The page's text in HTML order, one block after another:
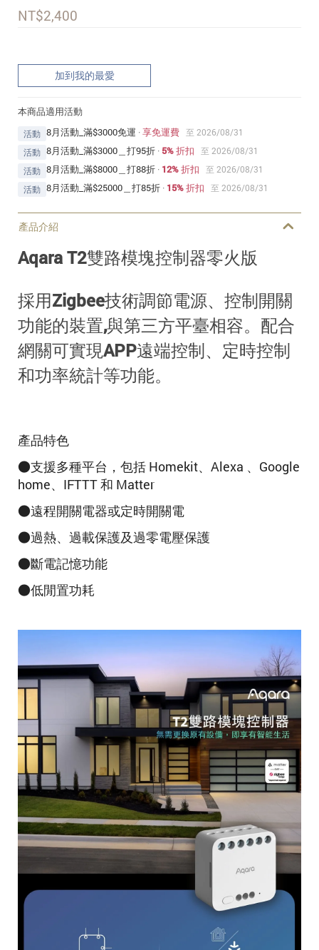
NT$2,400
加到我的最愛
本商品適用活動
活動 8月活動_滿$3000免運 ·享免運費
至 2026/08/31
活動 8月活動_滿$3000＿打95折 · 5% 折扣
至 2026/08/31
活動 8月活動_滿$8000＿打88折 · 12% 折扣
至 2026/08/31
活動 8月活動_滿$25000＿打85折 · 15% 折扣 至 2026/08/31
產品介紹
Aqara T2雙路模塊控制器零火版
採用Zigbee技術調節電源、控制開關
功能的裝置,與第三方平臺相容。配合
網關可實現APP遠端控制、定時控制
和功率統計等功能。
產品特色
●支援多種平台，包括 Homekit、Alexa 、Google
home、IFTTT 和 Matter
●遠程開關電器或定時開關電
●過熱、過載保護及過零電壓保護
●斷電記憶功能
●低閒置功耗